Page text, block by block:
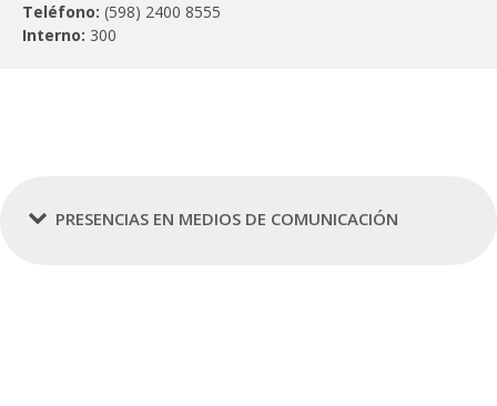
Teléfono: (598) 2400 8555
Interno: 300
PRESENCIAS EN MEDIOS DE COMUNICACIÓN